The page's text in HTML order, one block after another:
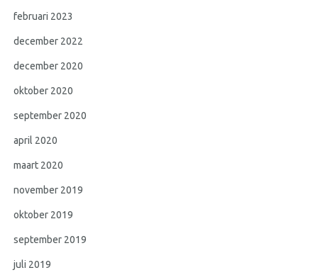
februari 2023
december 2022
december 2020
oktober 2020
september 2020
april 2020
maart 2020
november 2019
oktober 2019
september 2019
juli 2019